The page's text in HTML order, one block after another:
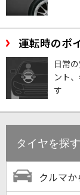
運転時のポ
日常
ント
す
タイヤを探
クルマ